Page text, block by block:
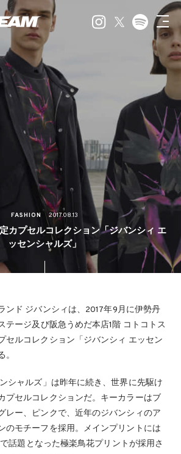
FASHION 2017.08.13
カプセルコレクション「ジバンシィ エ
ッセンシャルズ」
ンド ジバンシィは、2017年9月に伊勢丹
テージ及び阪急うめだ本店1階 コトコトス
セルコレクション「ジバンシィ エッセン
シャルズ」は昨年に続き、世界に先駆け
プセルコレクションだ。キーカラーはブ
レー、ピンクで、近年のジバンシィのア
のモチーフを採用。メインプリントには
話題となった極楽鳥花プリントが採用さ